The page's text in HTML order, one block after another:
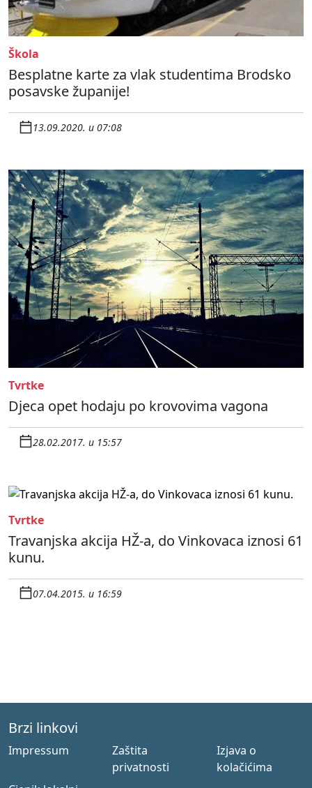
Škola
Besplatne karte za vlak studentima Brodsko
posavske županije!
13.09.2020. u 07:08
Tvrtke
Djeca opet hodaju po krovovima vagona
28.02.2017. u 15:57
Tvrtke
Travanjska akcija HŽ-a, do Vinkovaca iznosi 61
kunu.
07.04.2015. u 16:59
Brzi linkovi
Impressum
Zaštita
privatnosti
Izjava o
kolačićima